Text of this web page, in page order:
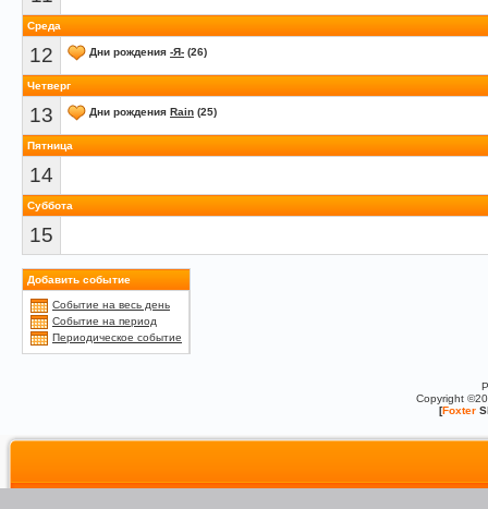
Среда
12 Дни рождения -Я- (26)
Четверг
13 Дни рождения Rain (25)
Пятница
14
Суббота
15
Добавить событие
Событие на весь день
Событие на период
Периодическое событие
Copyright
[Foxter